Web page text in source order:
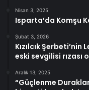
Nisan 3, 2025
Isparta’da Komşu
Şubat 3, 2026
Kızılcık Şerbeti’nin
eski sevgilisi rızası
Aralık 13, 2025
“Güçlenme